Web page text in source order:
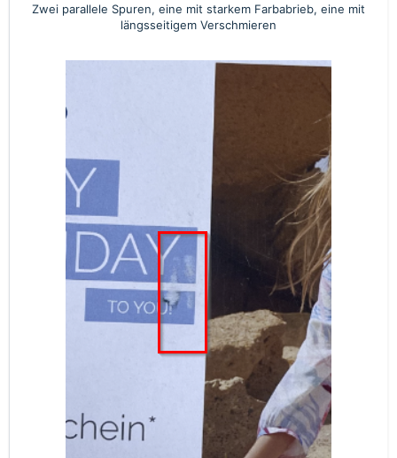
Zwei parallele Spuren, eine mit starkem Farbabrieb, eine mit
längsseitigem Verschmieren